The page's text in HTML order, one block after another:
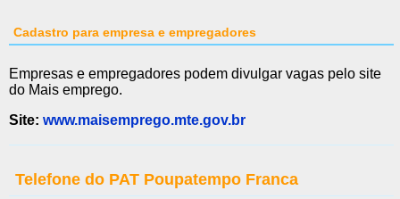
Cadastro para empresa e empregadores
Empresas e empregadores podem divulgar vagas pelo site
do Mais emprego.
Site: www.maisemprego.mte.gov.br
Telefone do PAT Poupatempo Franca